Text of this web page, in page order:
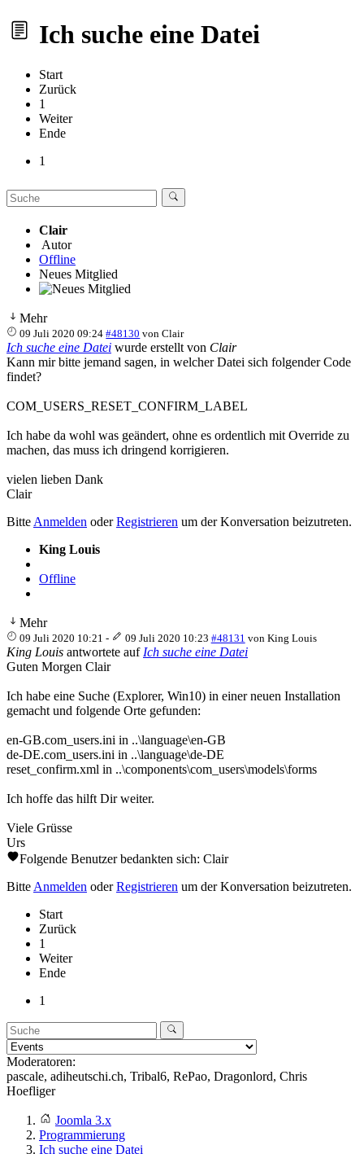
Ich suche eine Datei
Start
Zurück
1
Weiter
Ende
1
Clair
Autor
Offline
Neues Mitglied
Mehr
09 Juli 2020 09:24 #48130 vonClair
Ich suche eine Datei wurde erstellt von Clair
Kann mir bitte jemand sagen, in welcher Datei sich folgender Code
findet?
COM_USERS_RESET_CONFIRM_LABEL
Ich habe da wohl was geändert, ohne es ordentlich mit Override zu
machen, das muss ich dringend korrigieren.
vielen lieben Dank
Clair
Bitte Anmelden oderRegistrieren um der Konversation beizutreten.
King Louis
Offline
Mehr
09 Juli 2020 10:21 - 09 Juli 2020 10:23 #48131 von King Louis
King Louis antwortete auf Ich suche eine Datei
Guten Morgen Clair
Ich habe eine Suche (Explorer, Win10) in einer neuen Installation
gemacht und folgende Orte gefunden:
en-GB.com_users.ini in ..\language\en-GB
de-DE.com_users.ini in ..\language\de-DE
reset_confirm.xml in ..\components\com_users\models\forms
Ich hoffe das hilft Dir weiter.
Viele Grüsse
Urs
Folgende Benutzer bedankten sich: Clair
Bitte Anmelden oderRegistrieren um der Konversation beizutreten.
Start
Zurück
1
Weiter
Ende
1
Moderatoren:
pascale, adiheutschi.ch, Tribal6, RePao, Dragonlord, Chris
Hoefliger
Joomla 3.x
Programmierung
Ich suche eine Datei